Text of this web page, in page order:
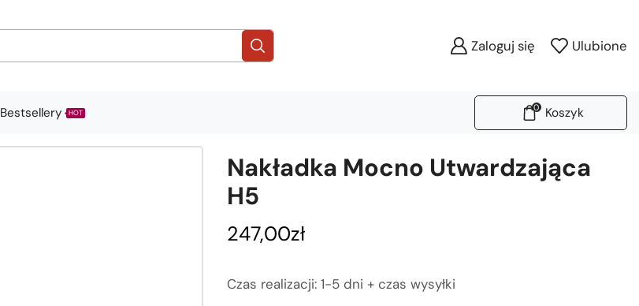
Zaloguj się Ulubione
Bestsellery HOT
0 Koszyk
Nakładka Mocno Utwardzająca
H5
247,00zł
Czas realizacji: 1-5 dni + czas wysyłki